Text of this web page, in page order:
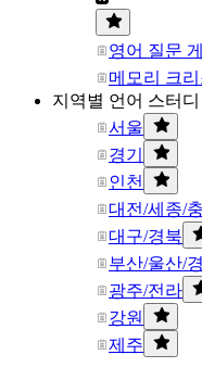
영어 질문
메모리 크
지역별 언어 스터디
서울
경기
인천
대전/세종/
대구/경북
부산/울산/
광주/전라
강원
제주